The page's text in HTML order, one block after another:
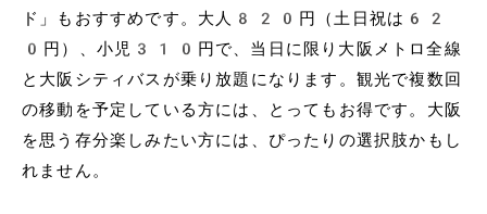
ド」もおすすめです。大人820円（土日祝は62
0円）、小児310円で、当日に限り大阪メトロ全線
と大阪シティバスが乗り放題になります。観光で複数回
の移動を予定している方には、とってもお得です。大阪
を思う存分楽しみたい方には、ぴったりの選択肢かもし
れません。